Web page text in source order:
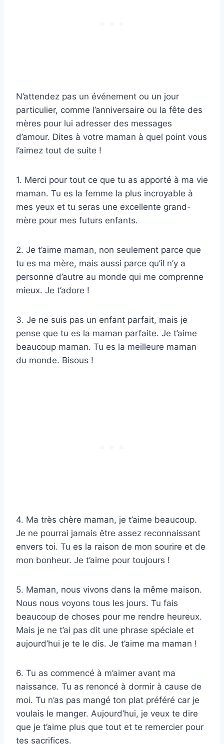
N’attendez pas un événement ou un jour
particulier, comme l’anniversaire ou la fête des
mères pour lui adresser des messages
d’amour. Dites à votre maman à quel point vous
l’aimez tout de suite !
1. Merci pour tout ce que tu as apporté à ma vie
maman. Tu es la femme la plus incroyable à
mes yeux et tu seras une excellente grand-
mère pour mes futurs enfants.
2. Je t’aime maman, non seulement parce que
tu es ma mère, mais aussi parce qu’il n’y a
personne d’autre au monde qui me comprenne
mieux. Je t’adore !
3. Je ne suis pas un enfant parfait, mais je
pense que tu es la maman parfaite. Je t’aime
beaucoup maman. Tu es la meilleure maman
du monde. Bisous !
4. Ma très chère maman, je t’aime beaucoup.
Je ne pourrai jamais être assez reconnaissant
envers toi. Tu es la raison de mon sourire et de
mon bonheur. Je t’aime pour toujours !
5. Maman, nous vivons dans la même maison.
Nous nous voyons tous les jours. Tu fais
beaucoup de choses pour me rendre heureux.
Mais je ne t’ai pas dit une phrase spéciale et
aujourd’hui je te le dis. Je t’aime ma maman !
6. Tu as commencé à m’aimer avant ma
naissance. Tu as renoncé à dormir à cause de
moi. Tu n’as pas mangé ton plat préféré car je
voulais le manger. Aujourd’hui, je veux te dire
que je t’aime plus que tout et te remercier pour
tes sacrifices.